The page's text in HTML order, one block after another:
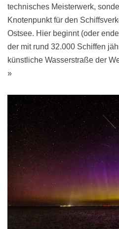
technisches Meisterwerk,
Knotenpunkt für den
Ostsee. Hier beginnt (oder
der mit rund 32.000 Schiffen
künstliche Wasserstraße der
»